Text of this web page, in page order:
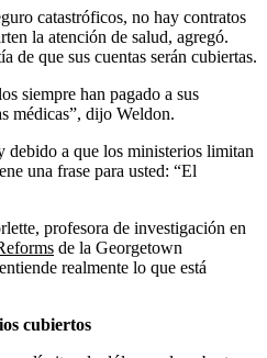
catastróficos, no hay contratos
la atención de salud, agregó.
de que sus cuentas serán cubiertas.
siempre han pagado a sus
médicas”, dijo Weldon.
debido a que los ministerios limitan
una frase para usted: “El
profesora de investigación en
de la Georgetown
realmente lo que está
cubiertos